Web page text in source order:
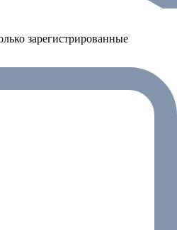
зарегистрированные